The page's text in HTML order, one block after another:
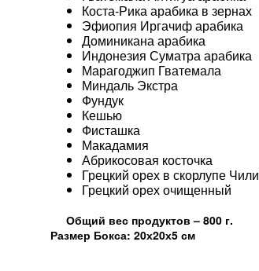
Коста-Рика арабика в зернах
Эфиопия Иргачиф арабика
Доминикана арабика
Индонезия Суматра арабика
Марагоджип Гватемала
Миндаль Экстра
Фундук
Кешью
Фисташка
Макадамия
Абрикосовая косточка
Грецкий орех в скорлупе Чили
Грецкий орех очищенный
Общий вес продуктов – 800 г.
Размер Бокса: 20х20х5 см